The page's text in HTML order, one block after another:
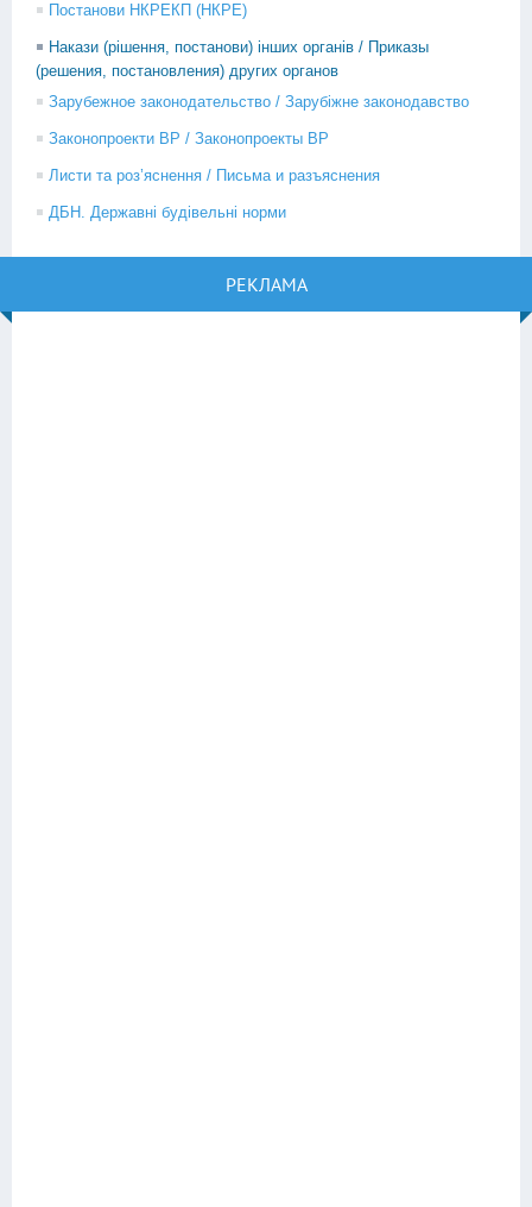
Постанови НКРЕКП (НКРЕ)
Накази (рішення, постанови) інших органів / Приказы
(решения, постановления) других органов
Зарубежное законодательство / Зарубіжне законодавство
Законопроекти ВР / Законопроекты ВР
Листи та роз’яснення / Письма и разъяснения
ДБН. Державні будівельні норми
РЕКЛАМА